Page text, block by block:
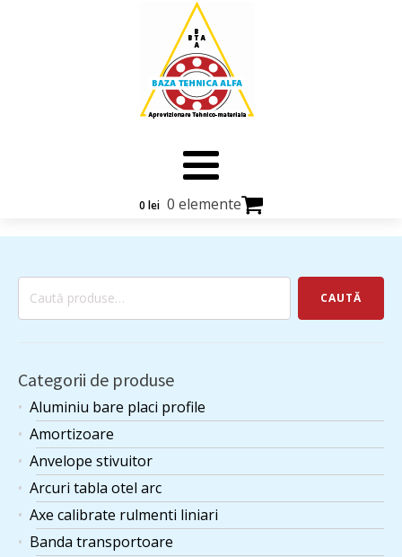
0 lei 0 elemente
Caută
CAUTĂ
Categorii de produse
Aluminiu bare placi profile
Amortizoare
Anvelope stivuitor
Arcuri tabla otel arc
Axe calibrate rulmenti liniari
Banda transportoare